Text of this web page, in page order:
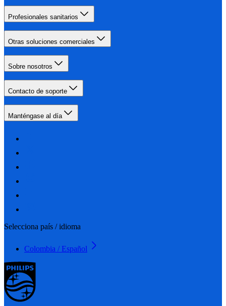
Profesionales sanitarios
Otras soluciones comerciales
Sobre nosotros
Contacto de soporte
Manténgase al día
Selecciona país / idioma
Colombia / Español